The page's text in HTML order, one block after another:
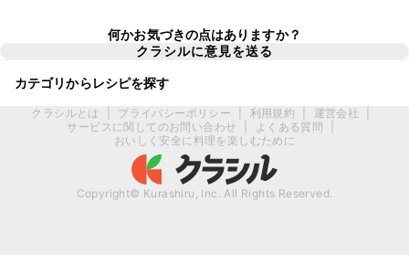
何かお気づきの点はありますか？
クラシルに意見を送る
カテゴリからレシピを探す
クラシルとは プライバシーポリシー 利用規約 運営会社
サービスに関してのお問い合わせ
よくある質問
おいしく安全に料理を楽しむために
Copyright© Kurashiru, Inc. All Rights Reserved.